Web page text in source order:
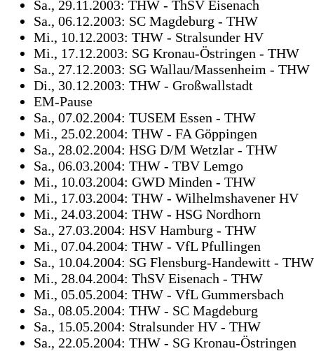
Sa., 29.11.2003: THW - ThSV Eisenach
Sa., 06.12.2003: SC Magdeburg - THW
Mi., 10.12.2003: THW - Stralsunder HV
Mi., 17.12.2003: SG Kronau-Östringen - THW
Sa., 27.12.2003: SG Wallau/Massenheim - THW
Di., 30.12.2003: THW - Großwallstadt
EM-Pause
Sa., 07.02.2004: TUSEM Essen - THW
Mi., 25.02.2004: THW - FA Göppingen
Sa., 28.02.2004: HSG D/M Wetzlar - THW
Sa., 06.03.2004: THW - TBV Lemgo
Mi., 10.03.2004: GWD Minden - THW
Mi., 17.03.2004: THW - Wilhelmshavener HV
Mi., 24.03.2004: THW - HSG Nordhorn
Sa., 27.03.2004: HSV Hamburg - THW
Mi., 07.04.2004: THW - VfL Pfullingen
Sa., 10.04.2004: SG Flensburg-Handewitt - THW
Mi., 28.04.2004: ThSV Eisenach - THW
Mi., 05.05.2004: THW - VfL Gummersbach
Sa., 08.05.2004: THW - SC Magdeburg
Sa., 15.05.2004: Stralsunder HV - THW
Sa., 22.05.2004: THW - SG Kronau-Östringen